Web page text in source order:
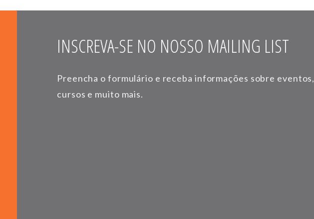
INSCREVA-SE NO NOSSO MAILING LIST
Preencha o formulário e receba informações sobre eventos,
cursos e muito mais.